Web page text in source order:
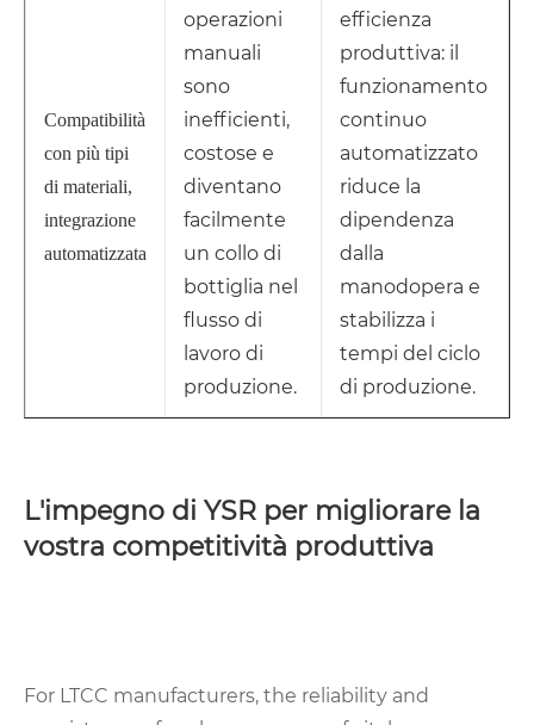
Compatibilità
con più tipi
di materiali,
integrazione
automatizzata
operazioni
manuali
sono
inefficienti,
costose e
diventano
facilmente
un collo di
bottiglia nel
flusso di
lavoro di
produzione.
efficienza
produttiva: il
funzionamento
continuo
automatizzato
riduce la
dipendenza
dalla
manodopera e
stabilizza i
tempi del ciclo
di produzione.
L'impegno di YSR per migliorare la
vostra competitività produttiva
For LTCC manufacturers, the reliability and